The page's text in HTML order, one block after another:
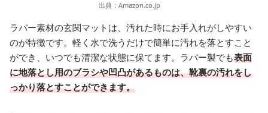
出典： Amazon.co.jp
ラバー素材の玄関マットは、汚れた時にお手入れがしやすい
のが特徴です。軽く水で洗うだけで簡単に汚れを落とすこと
ができ、いつでも清潔な状態に保てます。ラバー製でも表面
に地落とし用のブラシや凹凸があるものは、靴裏の汚れをし
っかり落とすことができます。